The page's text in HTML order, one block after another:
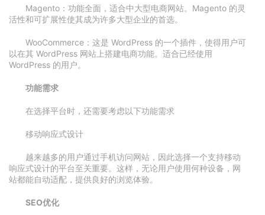
Magento：功能全面，适合中大型电商网站。Magento 的灵
活性和可扩展性使其成为许多大型企业的首选。
WooCommerce：这是 WordPress 的一个插件，使得用户可
以在其 WordPress 网站上搭建电商功能。适合已经使用
WordPress 的用户。
功能需求
在选择平台时，还需要考虑以下功能需求
移动响应式设计
越来越多的用户通过手机访问网站，因此选择一个支持移动
响应式设计的平台至关重要。这样，无论用户使用何种设备，网
站都能自动适配，提供良好的浏览体验。
SEO优化